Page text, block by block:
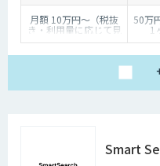
月額 10万円〜（税抜
き・利用量に応じて見
積り）
50万
1
Smart